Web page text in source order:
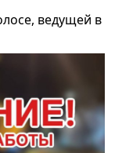
ведущей в